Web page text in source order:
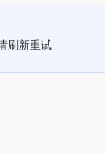
刷新重试